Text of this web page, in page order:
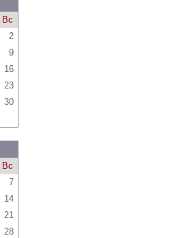
Вс
2
9
16
23
30
Вс
7
14
21
28